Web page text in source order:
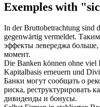
Exemples with
In der Bruttobetrachtung sind
gegenwärtig vermeldet.
эффекты левереджа
момент.
Die Banken können ohne
Kapitalbasis erneuern und
Банки могут сообщать о
риска, реструктурировать
дивиденды и бонусы.